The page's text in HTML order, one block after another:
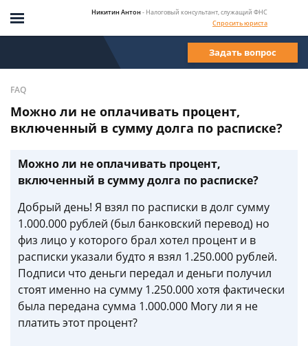
Никитин Антон - Налоговый консультант, служащий ФНС
Спросить юриста
Задать вопрос
FAQ
Можно ли не оплачивать процент,
включенный в сумму долга по расписке?
Можно ли не оплачивать процент,
включенный в сумму долга по расписке?
Добрый день! Я взял по расписки в долг сумму
1.000.000 рублей (был банковский перевод) но
физ лицо у которого брал хотел процент и в
расписки указали будто я взял 1.250.000 рублей.
Подписи что деньги передал и деньги получил
стоят именно на сумму 1.250.000 хотя фактически
была передана сумма 1.000.000 Могу ли я не
платить этот процент?